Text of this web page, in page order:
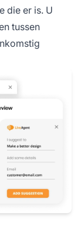
die er is. U
tussen